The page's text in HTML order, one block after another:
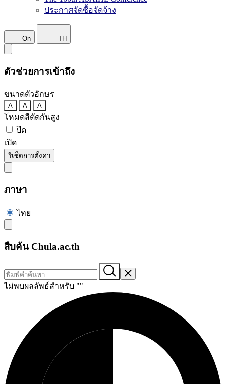
ประกาศจัดซื้อจัดจ้าง
On TH
ตัวช่วยการเข้าถึง
ขนาดตัวอักษร
A A A
โหมดสีตัดกันสูง
ปิด
เปิด
รีเซ็ตการตั้งค่า
ภาษา
ไทย
สืบค้น Chula.ac.th
ไม่พบผลลัพธ์สำหรับ ""